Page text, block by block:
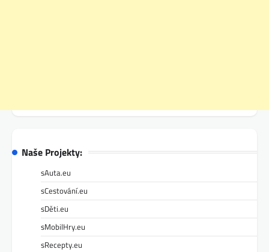
Naše Projekty:
sAuta.eu
sCestování.eu
sDěti.eu
sMobilHry.eu
sRecepty.eu